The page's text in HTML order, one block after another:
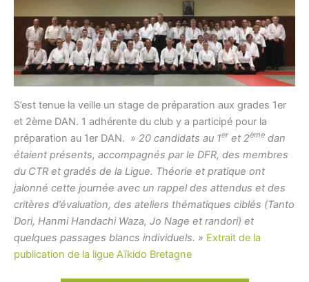
S’est tenue la veille un stage de préparation aux grades 1er
et 2ème DAN. 1 adhérente du club y a participé pour la
préparation au 1er DAN. » 20 candidats au 1eret 2ème dan
étaient présents, accompagnés par le DFR, des membres
du CTR et gradés de la Ligue. Théorie et pratique ont
jalonné cette journée avec un rappel des attendus et des
critères d’évaluation, des ateliers thématiques ciblés (Tanto
Dori, Hanmi Handachi Waza, Jo Nage et randori) et
quelques passages blancs individuels. » Extrait de la
publication de la ligue Aïkido Bretagne